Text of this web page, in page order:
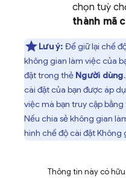
chọn tuỳ
thành mã
Lưu ý: Để giữ lại chế
không gian làm việc của
đặt trong thẻ Người dùng
cài đặt của bạn được áp
việc mà bạn truy cập
Nếu chia sẻ không gian
hình chế độ cài đặt Không
Thông tin này có